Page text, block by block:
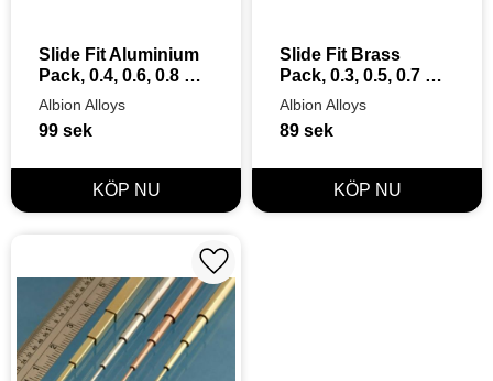
Slide Fit Aluminium
Pack, 0.4, 0.6, 0.8 &
1.0, 4pcs, 305mm
Albion Alloys
99 sek
Slide Fit Brass
Pack, 0.3, 0.5, 0.7 &
0.9, 4pcs, 305mm
Albion Alloys
89 sek
Lägg till i favoriter